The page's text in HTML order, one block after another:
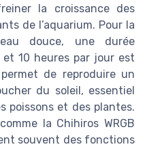
la croissance des
de l’aquarium. Pour la
douce, une durée
et 10 heures par jour est
de reproduire un
du soleil, essentiel
poissons et des plantes.
la Chihiros WRGB
souvent des fonctions